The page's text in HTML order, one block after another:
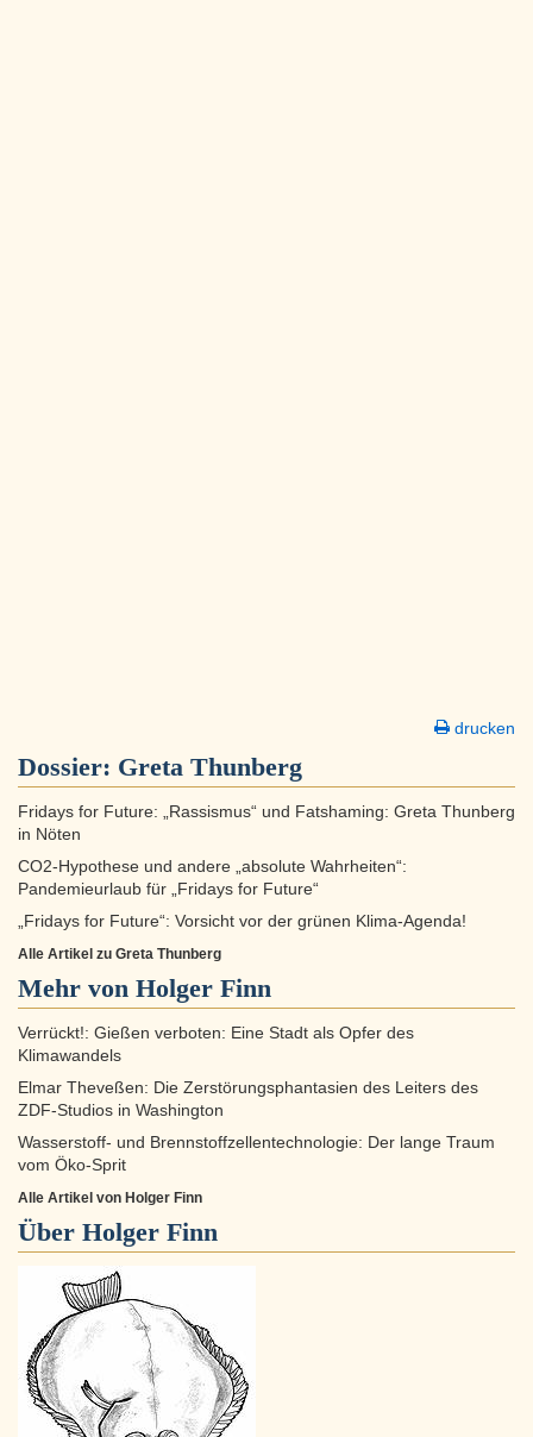
drucken
Dossier: Greta Thunberg
Fridays for Future: „Rassismus“ und Fatshaming: Greta Thunberg
in Nöten
CO2-Hypothese und andere „absolute Wahrheiten“:
Pandemieurlaub für „Fridays for Future“
„Fridays for Future“: Vorsicht vor der grünen Klima-Agenda!
Alle Artikel zu Greta Thunberg
Mehr von Holger Finn
Verrückt!: Gießen verboten: Eine Stadt als Opfer des
Klimawandels
Elmar Theveßen: Die Zerstörungsphantasien des Leiters des
ZDF-Studios in Washington
Wasserstoff- und Brennstoffzellentechnologie: Der lange Traum
vom Öko-Sprit
Alle Artikel von Holger Finn
Über Holger Finn